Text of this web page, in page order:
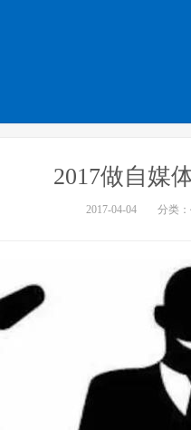
2017做自媒
2017-04-04 分类：